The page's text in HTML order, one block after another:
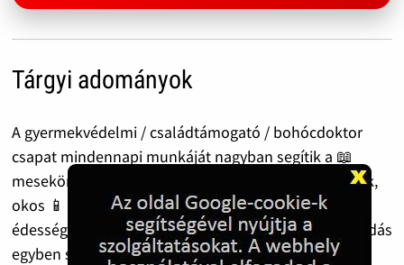
Tárgyi adományok
A gyermekvédelmi / családtámogató / bohócdoktor
csapat mindennapi munkáját nagyban segítik a 📖
mesekönyvek, 🧸 játékok, foglalkoztató ✍️📒 füzetek,
okos 📱 eszközök, valamint a tartós élelmiszerek, 🥫
édességek 🍬 és apró finomságok. A bohócdoktorkodás
egyben szociális segítségnyújtás is: az adományok